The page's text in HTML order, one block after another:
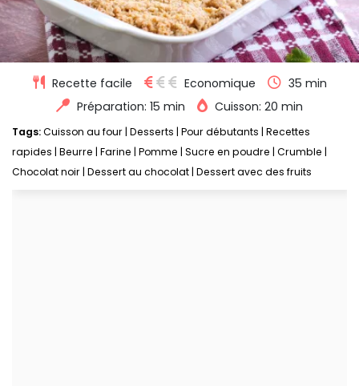
Recette facile Economique
35 min
Préparation: 15 min
Cuisson: 20 min
Tags:Cuisson au four Desserts Pour débutants Recettes
rapides Beurre Farine Pomme Sucre en poudre Crumble
Chocolat noir Dessert au chocolat Dessert avec des fruits